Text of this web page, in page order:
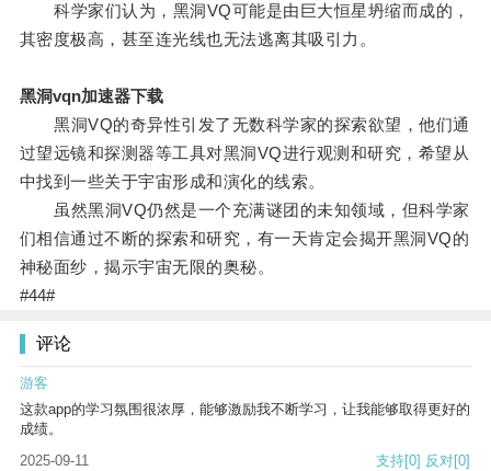
科学家们认为，黑洞VQ可能是由巨大恒星坍缩而成的，
其密度极高，甚至连光线也无法逃离其吸引力。
黑洞vqn加速器下载
黑洞VQ的奇异性引发了无数科学家的探索欲望，他们通
过望远镜和探测器等工具对黑洞VQ进行观测和研究，希望从
中找到一些关于宇宙形成和演化的线索。
虽然黑洞VQ仍然是一个充满谜团的未知领域，但科学家
们相信通过不断的探索和研究，有一天肯定会揭开黑洞VQ的
神秘面纱，揭示宇宙无限的奥秘。
#44#
评论
游客
这款app的学习氛围很浓厚，能够激励我不断学习，让我能够取得更好的
成绩。
2025-09-11
支持[0] 反对[0]